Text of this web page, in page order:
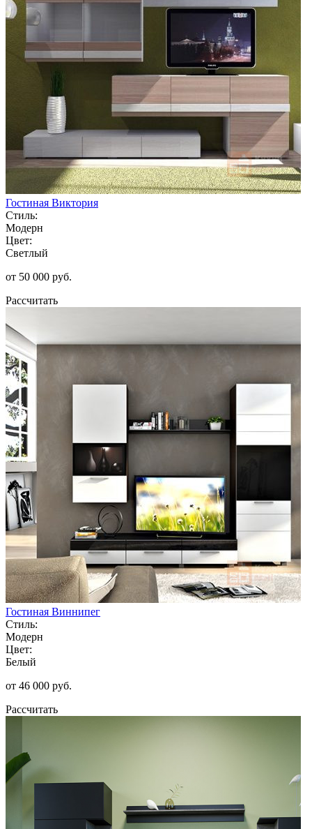
Гостиная Виктория
Стиль:
Модерн
Цвет:
Светлый
от 50 000 руб.
Рассчитать
Гостиная Виннипег
Стиль:
Модерн
Цвет:
Белый
от 46 000 руб.
Рассчитать